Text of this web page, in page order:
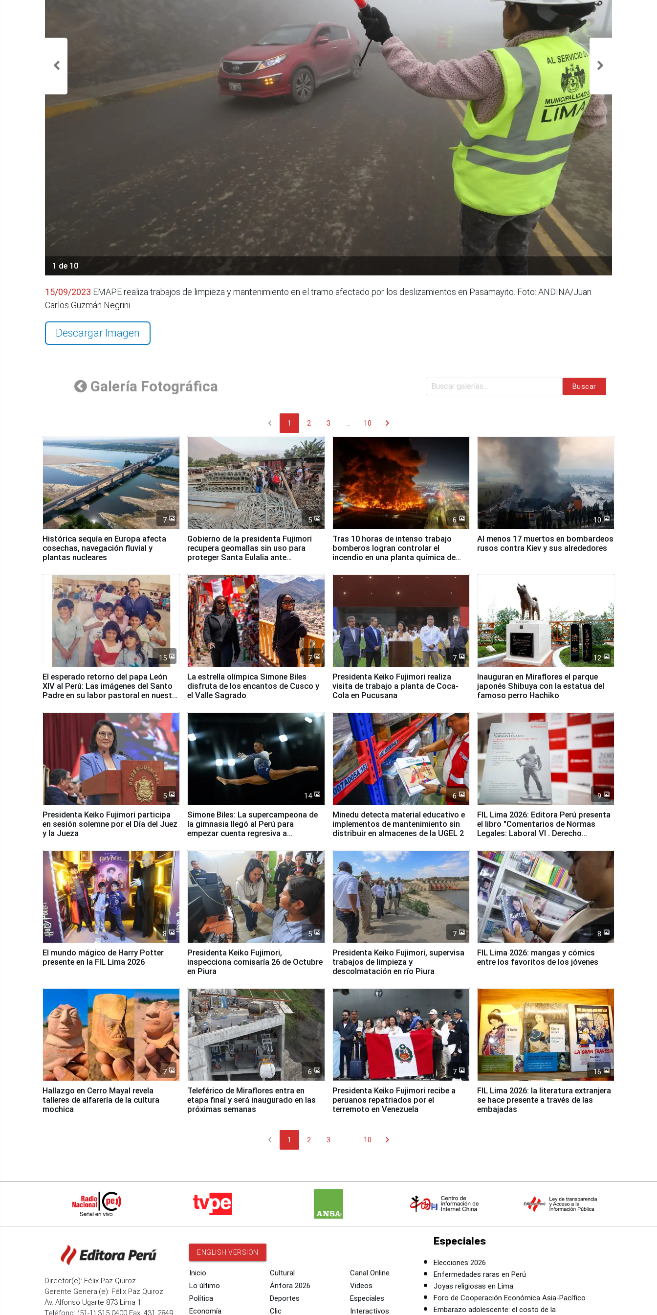
1 de 10
15/09/2023 EMAPE realiza trabajos de limpieza y mantenimiento en el tramo afectado por los deslizamientos en Pasamayito. Foto: ANDINA/Juan
Carlos Guzmán Negrini
Descargar Imagen
Galería Fotográfica Buscar
chevron_left 1 2 3 10 chevron_right
7
Histórica sequía en Europa afecta
cosechas, navegación fluvial y
plantas nucleares
5
Gobierno de la presidenta Fujimori
recupera geomallas sin uso para
proteger Santa Eulalia ante
6
Tras 10 horas de intenso trabajo
bomberos logran controlar el
incendio en una planta química de
10
Al menos 17 muertos en bombardeos
rusos contra Kiev y sus alrededores
15
El esperado retorno del papa León
XIV al Perú: Las imágenes del Santo
Padre en su labor pastoral en nuestro
7
La estrella olímpica Simone Biles
disfruta de los encantos de Cusco y
el Valle Sagrado
7
Presidenta Keiko Fujimori realiza
visita de trabajo a planta de Coca-
Cola en Pucusana
12
Inauguran en Miraflores el parque
japonés Shibuya con la estatua del
famoso perro Hachiko
5
Presidenta Keiko Fujimori participa
en sesión solemne por el Día del Juez
y la Jueza
14
Simone Biles: La supercampeona de
la gimnasia llegó al Perú para
empezar cuenta regresiva a
6
Minedu detecta material educativo e
implementos de mantenimiento sin
distribuir en almacenes de la UGEL 2
9
FIL Lima 2026: Editora Perú presenta
el libro "Comentarios de Normas
Legales: Laboral Vl . Derecho
8
El mundo mágico de Harry Potter
presente en la FIL Lima 2026
5
Presidenta Keiko Fujimori,
inspecciona comisaría 26 de Octubre
en Piura
7
Presidenta Keiko Fujimori, supervisa
trabajos de limpieza y
descolmatación en río Piura
8
FIL Lima 2026: mangas y cómics
entre los favoritos de los jóvenes
7
Hallazgo en Cerro Mayal revela
talleres de alfarería de la cultura
mochica
6
Teleférico de Miraflores entra en
etapa final y será inaugurado en las
próximas semanas
7
Presidenta Keiko Fujimori recibe a
peruanos repatriados por el
terremoto en Venezuela
16
FIL Lima 2026: la literatura extranjera
se hace presente a través de las
embajadas
chevron_left 1 2 3 10 chevron_right
Director(e): Félix Paz Quiroz
Gerente General(e): Félix Paz Quiroz
Av. Alfonso Ugarte 873 Lima 1
Teléfono: (51-1) 315 0400 Fax: 431 2849
ENGLISH VERSION
Inicio
Lo último
Política
Economía
Cultural
Ánfora 2026
Deportes
Clic
Canal Online
Videos
Especiales
Interactivos
Especiales
Elecciones 2026
Enfermedades raras en Perú
Joyas religiosas en Lima
Foro de Cooperación Económica Asia-Pacífico
Embarazo adolescente: el costo de la